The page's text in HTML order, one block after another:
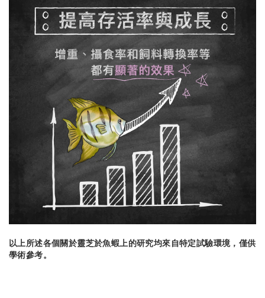
以上所述各個關於靈芝於魚蝦上的研究均來自特定試驗環境，僅供
學術參考。